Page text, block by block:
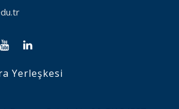
Yerleşkesi